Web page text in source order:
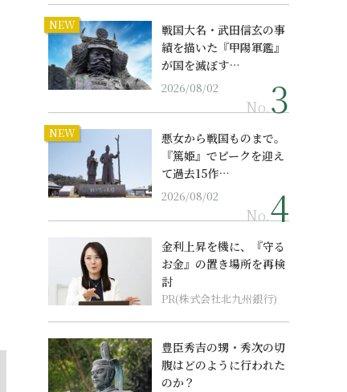
NEW
戦国大名・武田信玄の事
績を描いた『甲陽軍鑑』
が国を滅ぼす…
2026/08/02
No.
NEW
悪女から戦国ものまで。
『篤姫』でピークを迎え
て過去15作…
2026/08/02
No.
金利上昇を機に、『守る
お金』の置き場所を再検
討
PR(株式会社北九州銀行)
豊臣秀吉の甥・秀次の切
腹はどのように行われた
のか？